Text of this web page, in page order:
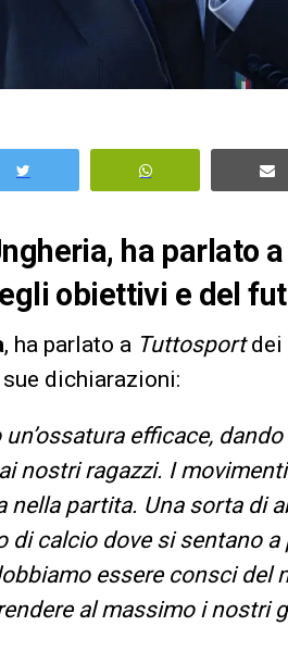
ha parlato
obiettivi e del
, ha parlato a Tuttosportdei
dichiarazioni:
efficace,
nostri ragazzi. I
nella partita. Una sorta di
di calcio dove si sentano
essere consci del
al massimo i nostri